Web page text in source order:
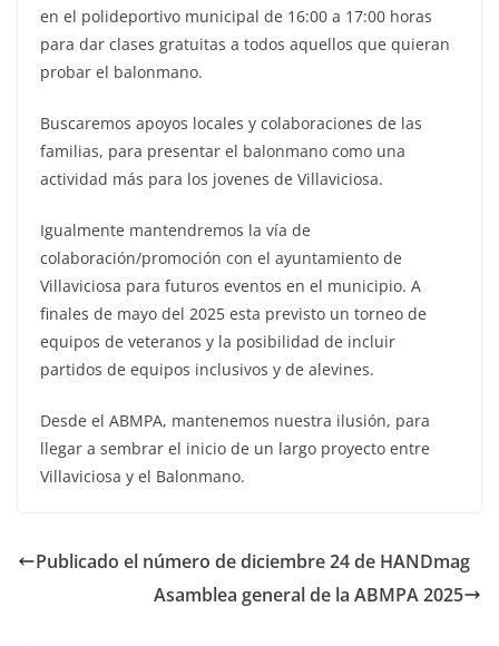
en el polideportivo municipal de 16:00 a 17:00 horas
para dar clases gratuitas a todos aquellos que quieran
probar el balonmano.
Buscaremos apoyos locales y colaboraciones de las
familias, para presentar el balonmano como una
actividad más para los jovenes de Villaviciosa.
Igualmente mantendremos la vía de
colaboración/promoción con el ayuntamiento de
Villaviciosa para futuros eventos en el municipio. A
finales de mayo del 2025 esta previsto un torneo de
equipos de veteranos y la posibilidad de incluir
partidos de equipos inclusivos y de alevines.
Desde el ABMPA, mantenemos nuestra ilusión, para
llegar a sembrar el inicio de un largo proyecto entre
Villaviciosa y el Balonmano.
Publicado el número de diciembre 24 de HANDmag
Asamblea general de la ABMPA 2025